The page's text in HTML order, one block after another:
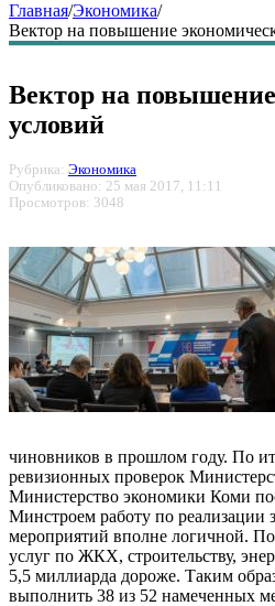
Главная/Экономика/
Вектор на повышение
Вектор на
условий
Рубрика: Экономика
Опубликовано: 25 мая 2017, 11:11
Просмотров: 3048
чиновников в прошлом году. По
ревизионных проверок
Министерство экономики Коми
Минстроем работу по реализации
мероприятий вполне логичной.
услуг по ЖКХ, строительству,
5,5 миллиарда дороже. Таким
выполнить 38 из 52 намеченных